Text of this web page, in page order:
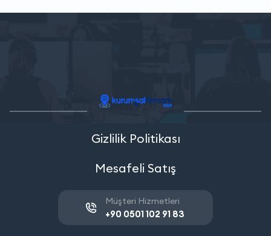
Gizlilik Politikası
Mesafeli Satış
Müşteri Hizmetleri
+90 0501 102 91 83